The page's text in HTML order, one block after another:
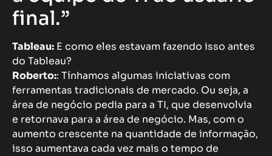
final.”
Tableau: E como eles estavam fazendo isso antes
do Tableau?
Roberto:: Tínhamos algumas iniciativas com
ferramentas tradicionais de mercado. Ou seja, a
área de negócio pedia para a TI, que desenvolvia
e retornava para a área de negócio. Mas, com o
aumento crescente na quantidade de informação,
isso aumentava cada vez mais o tempo de